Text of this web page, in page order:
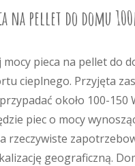
na pellet do domu
pieca na pellet do
cieplnego. Przyjęta
około 100-150
piec o mocy
rzeczywiste
geograficzną.